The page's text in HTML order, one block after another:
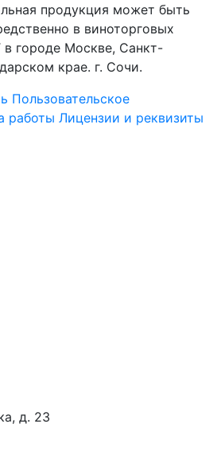
продукция может быть
в виноторговых
в городе Москве, Санкт-
крае. г. Сочи.
Пользовательское
работы Лицензии и реквизиты
д. 23